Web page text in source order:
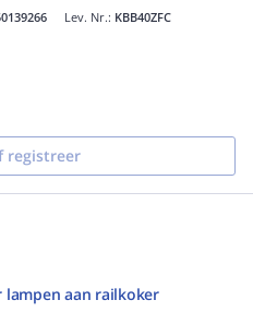
Lev. Nr.: KBB40ZFC
registreer
lampen aan railkoker